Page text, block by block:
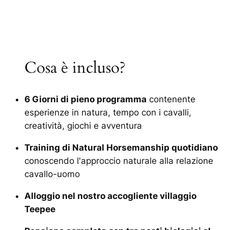
Cosa è incluso?
6 Giorni di pieno programma contenente
esperienze in natura, tempo con i cavalli,
creatività, giochi e avventura
Training di Natural Horsemanship quotidiano
conoscendo l'approccio naturale alla relazione
cavallo-uomo
Alloggio nel nostro accogliente villaggio
Teepee